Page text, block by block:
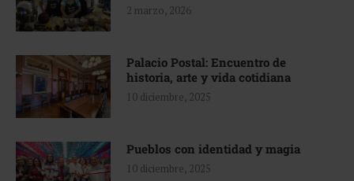
2 marzo, 2026
Palacio Postal: Encuentro de
historia, arte y vida cotidiana
10 diciembre, 2025
Pueblos con identidad y magia
10 diciembre, 2025